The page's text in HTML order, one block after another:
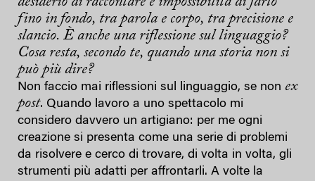
fino in fondo, tra parola e corpo, tra precisione e
slancio. È anche una riflessione sul linguaggio?
Cosa resta, secondo te, quando una storia non si
può più dire?
Non faccio mai riflessioni sul linguaggio, se non ex
post. Quando lavoro a uno spettacolo mi
considero davvero un artigiano: per me ogni
creazione si presenta come una serie di problemi
da risolvere e cerco di trovare, di volta in volta, gli
strumenti più adatti per affrontarli. A volte la